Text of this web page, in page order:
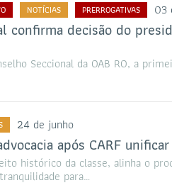
NOTÍCIAS PRERROGATIVAS 03
confirma decisão do
Seccional da OAB RO, a
24 de junho
após CARF
histórico da classe, alinha o
para…